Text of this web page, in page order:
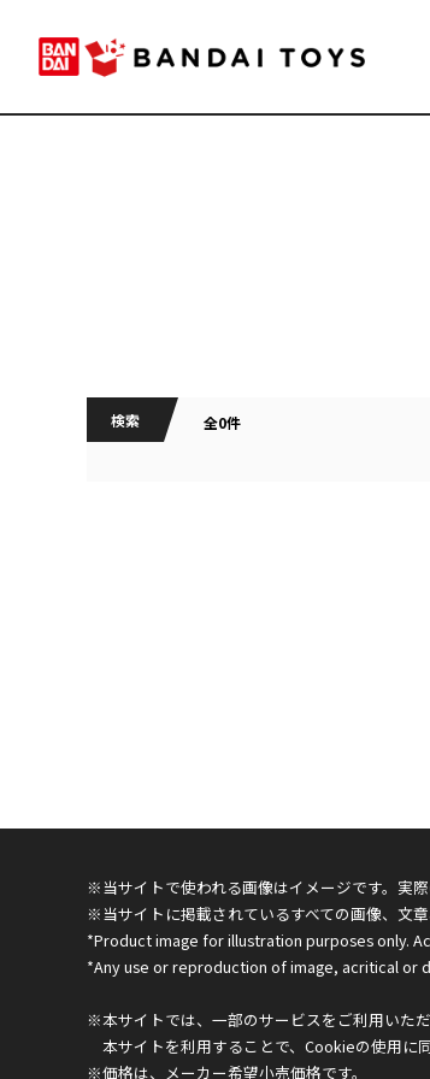
検索 全0件
※当サイトで使われる画像はイメージです。実
※当サイトに掲載されているすべての画像、文
*Product image for illustration purposes only.
*Any use or reproduction of image, acritical or
※本サイトでは、一部のサービスをご利用いた
本サイトを利用することで、Cookieの使用に
※価格は、メーカー希望小売価格です。